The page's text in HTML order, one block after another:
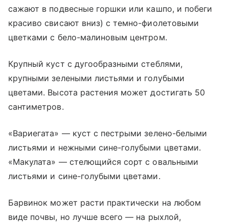
сажают в подвесные горшки или кашпо, и побеги
красиво свисают вниз) с темно-фиолетовыми
цветками с бело-малиновым центром.
Крупный куст с дугообразными стеблями,
крупными зелеными листьями и голубыми
цветами. Высота растения может достигать 50
сантиметров.
«Вариегата» — куст с пестрыми зелено-белыми
листьями и нежными сине-голубыми цветами.
«Макулата» — стелющийся сорт с овальными
листьями и сине-голубыми цветами.
Барвинок может расти практически на любом
виде почвы, но лучше всего — на рыхлой,